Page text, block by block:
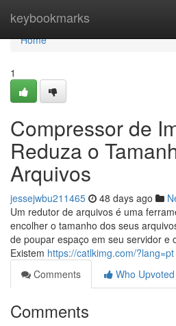
keybookmarks
Home
Home
1
Compressor de
Reduza o
Arquivos
jessejwbu211465 48 days ago
Um redutor de arquivos é uma
encolher o tamanho dos seus
de poupar espaço em seu servidor e
Existem https://catlkimg.com/?lang=pt
Comments
Who Upvoted
Comments